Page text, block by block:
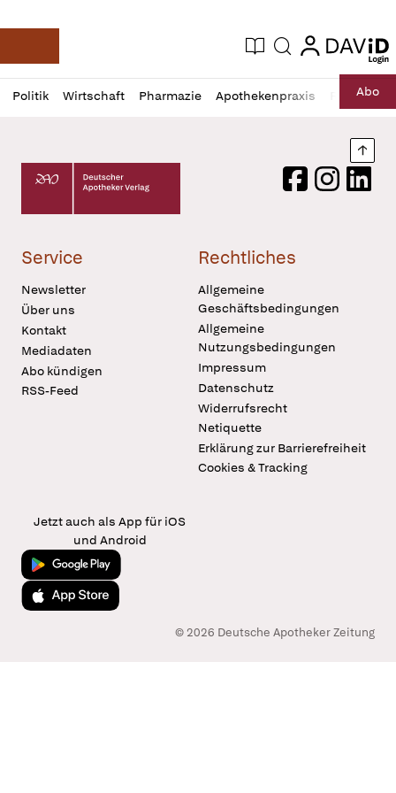
Deutsche Apotheker Zeitung
Aktuelle Ausgabe
Suche login
login
Politik Wirtschaft Pharmazie Apothekenpraxis RechtAbo
Profil
öffnen
Daz
Pur
Deutscher Apotheker Verlag Logo
FacebookInstagram
Service
Newsletter
Über uns
Kontakt
Mediadaten
Abo kündigen
RSS-Feed
Rechtliches
Allgemeine
Geschäftsbedingungen
Allgemeine
Nutzungsbedingungen
Impressum
Datenschutz
Widerrufsrecht
Netiquette
Erklärung zur Barrierefreiheit
Cookies & Tracking
Jetzt auch als App für iOS
und Android
Jetzt bei Google Play
Laden im App Store
© 2026 Deutsche Apotheker Zeitung